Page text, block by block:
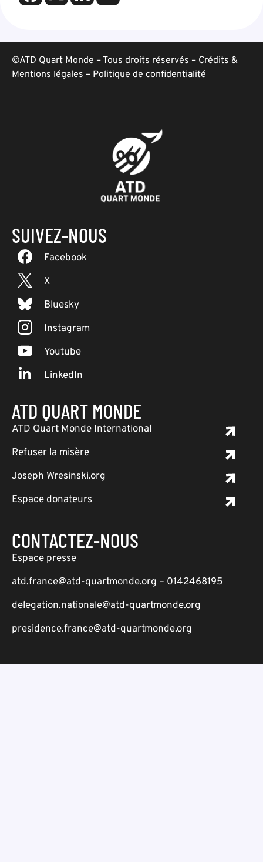
©ATD Quart Monde – Tous droits réservés – Crédits &
Mentions légales – Politique de confidentialité
SUIVEZ-NOUS
Facebook
X
Bluesky
Instagram
Youtube
LinkedIn
ATD QUART MONDE
ATD Quart Monde International
Refuser la misère
Joseph Wresinski.org
Espace donateurs
CONTACTEZ-NOUS
Espace presse
atd.france@atd-quartmonde.org – 0142468195
delegation.nationale@atd-quartmonde.org
presidence.france@atd-quartmonde.org